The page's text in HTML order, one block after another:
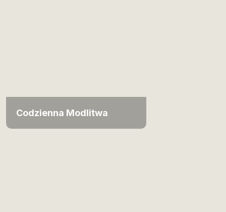
Codzienna Modlitwa